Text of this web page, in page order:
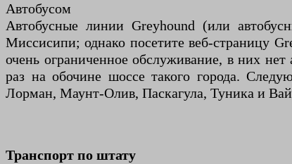
Автобусом
Автобусные линии Greyhound (или
Миссисипи; однако посетите веб-страницу
очень ограниченное обслуживание, в них
раз на обочине шоссе такого города.
Лорман, Маунт-Олив, Паскагула, Туника и
Транспорт по штату